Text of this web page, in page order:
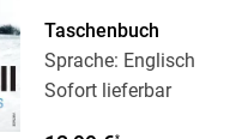
Taschenbuch
Sprache: Englisch
Sofort lieferbar